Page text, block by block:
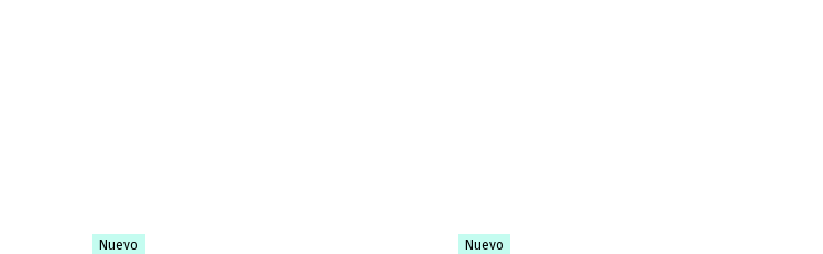
Nuevo Nuevo